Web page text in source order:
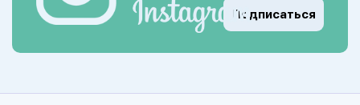
Подписаться